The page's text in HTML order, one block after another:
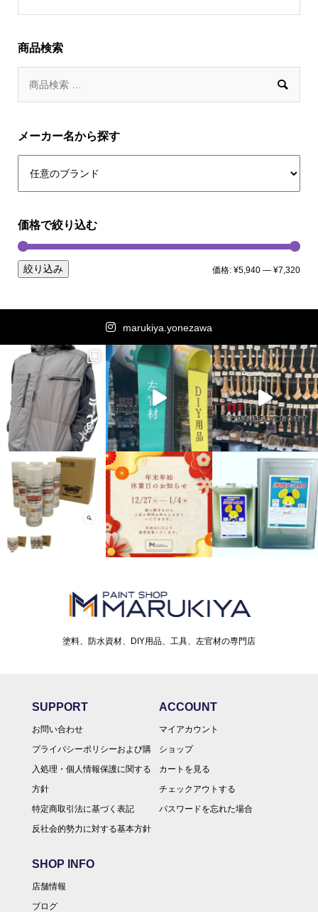
商品検索

メーカー名から探す
価格で絞り込む
絞り込み 価格:¥5,940 —¥7,320
marukiya.yonezawa
塗料、防水資材、DIY用品、工具、左官材の専門店
SUPPORT
お問い合わせ
プライバシーポリシーおよび購
入処理・個人情報保護に関する
方針
特定商取引法に基づく表記
反社会的勢力に対する基本方針
ACCOUNT
マイアカウント
ショップ
カートを見る
チェックアウトする
パスワードを忘れた場合
SHOP INFO
店舗情報
ブログ